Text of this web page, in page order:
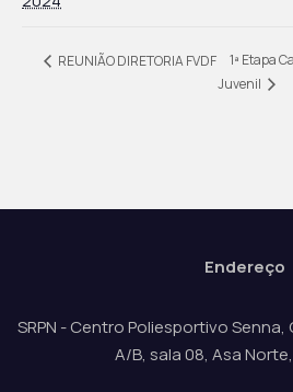
REUNIÃO DIRETORIA FVDF
1ª Etapa
Juvenil
Endereço
SRPN - Centro Poliesportivo
A/B, sala 08, Asa